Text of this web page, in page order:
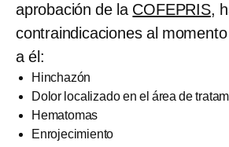
aprobación de la COFEPRIS,
contraindicaciones al
a él:
Hinchazón
Dolor localizado en el área de
Hematomas
Enrojecimiento